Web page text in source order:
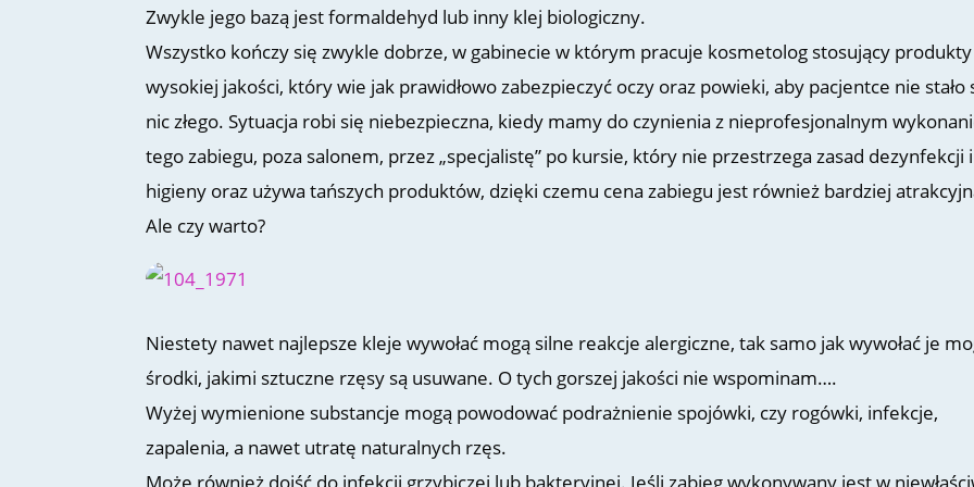
Zwykle jego bazą jest formaldehyd lub inny klej biologiczny.
Wszystko kończy się zwykle dobrze, w gabinecie w którym pracuje kosmetolog stosujący produkty
wysokiej jakości, który wie jak prawidłowo zabezpieczyć oczy oraz powieki, aby pacjentce nie stało
nic złego. Sytuacja robi się niebezpieczna, kiedy mamy do czynienia z nieprofesjonalnym
tego zabiegu, poza salonem, przez „specjalistę” po kursie, który nie przestrzega zasad dezynfekcji i
higieny oraz używa tańszych produktów, dzięki czemu cena zabiegu jest również bardziej
Ale czy warto?
Niestety nawet najlepsze kleje wywołać mogą silne reakcje alergiczne, tak samo jak wywołać je
środki, jakimi sztuczne rzęsy są usuwane. O tych gorszej jakości nie wspominam….
Wyżej wymienione substancje mogą powodować podrażnienie spojówki, czy rogówki, infekcje,
zapalenia, a nawet utratę naturalnych rzęs.
Może również dojść do infekcji grzybiczej lub bakteryjnej. Jeśli zabieg wykonywany jest w